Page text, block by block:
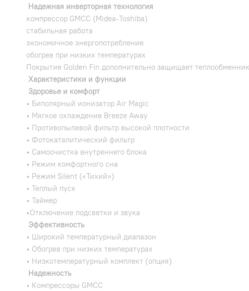
Надежная инверторная технология
компрессор GMCC (Midea-Toshiba)
стабильная работа
экономичное энергопотребление
обогрев при низких температурах
Покрытие Golden Fin дополнительно защищает
Характеристики и функции
Здоровье и комфорт
• Биполярный ионизатор Air Magic
• Мягкое охлаждение Breeze Away
• Противопылевой фильтр высокой плотности
• Фотокаталитический фильтр
• Самоочистка внутреннего блока
• Режим комфортного сна
• Режим Silent («Тихий»)
• Теплый пуск
• Таймер
•Отключение подсветки и звука
Эффективность
• Широкий температурный диапазон
• Обогрев при низких температурах
• Низкотемпературный комплект (опция)
Надежность
• Компрессоры GMCC